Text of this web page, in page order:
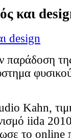
και
παράδοση
Kahn,
iida
το online